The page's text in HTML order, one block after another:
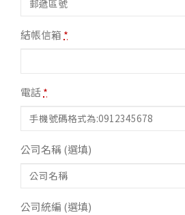
結帳信箱 *
電話*
公司名稱(選填)
公司統編 (選填)